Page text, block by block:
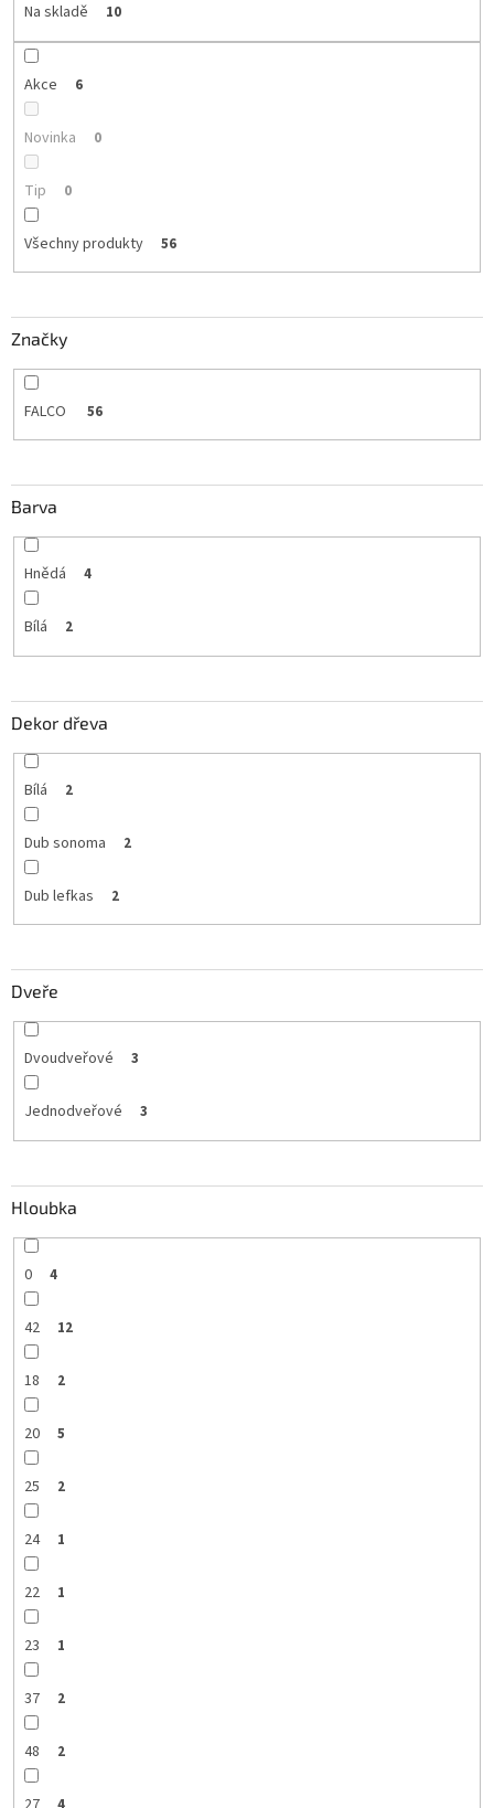
ů
Na skladě 10
Akce 6
Novinka 0
Tip 0
Všechny produkty 56
Značky
FALCO 56
Barva
Hnědá 4
Bílá 2
Dekor dřeva
Bílá 2
Dub sonoma 2
Dub lefkas 2
Dveře
Dvoudveřové 3
Jednodveřové 3
Hloubka
0 4
42 12
18 2
20 5
25 2
24 1
22 1
23 1
37 2
48 2